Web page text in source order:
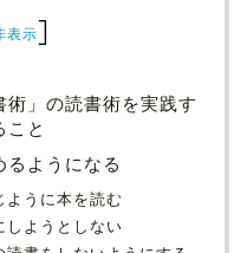
表示]
術」の読書術を実践す
こと
ようになる
ように本を読む
しようとしない